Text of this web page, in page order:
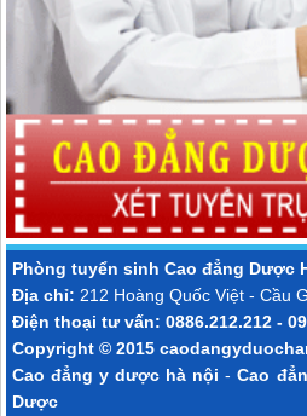
Phòng tuyển sinh Cao đẳng Dược
Địa chỉ: 212 Hoàng Quốc Việt - Cầu
Điện thoại tư vấn: 0886.212.212 -
Copyright © 2015
Cao đẳng y dược hà nội -Cao
Dược